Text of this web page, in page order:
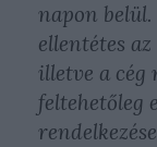
napon
ellentétes
illetve a cég
feltehetőleg